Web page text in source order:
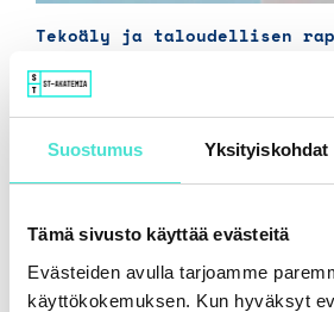
Suostumus Yksityiskohdat
Tämä sivusto käyttää evästeitä
Evästeiden avulla tarjoamme
käyttökokemuksen. Kun hyväksyt
Tekoäly ja taloudellisen
16.6.2026